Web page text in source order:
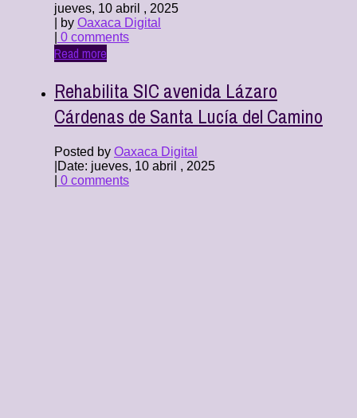
jueves, 10 abril , 2025
| by Oaxaca Digital
0 comments
Read more
Rehabilita SIC avenida Lázaro
Cárdenas de Santa Lucía del Camino
Posted by Oaxaca Digital
Date: jueves, 10 abril , 2025
0 comments